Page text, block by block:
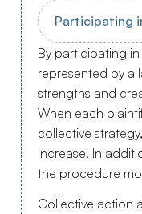
Participating
By participating
represented by a
strengths and
When each
collective
increase. In
the procedure
Collective action